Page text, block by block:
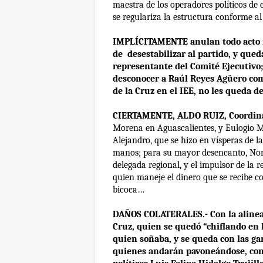
maestra de los operadores políticos
se regulariza la estructura conforme
IMPLÍCITAMENTE anulan todo
de desestabilizar al partido, y
representante del Comité
desconocer a Raúl Reyes Agüero
de la Cruz en el IEE, no les queda
CIERTAMENTE, ALDO RUIZ,
Morena en Aguascalientes, y Eulogio
Alejandro, que se hizo en vísperas de
manos; para su mayor desencanto,
delegada regional, y el impulsor de la
quien maneje el dinero que se recibe
bicoca…
DAÑOS COLATERALES.- Con la
Cruz, quien se quedó “chiflando
quien soñaba, y se queda con las
quienes andarán pavoneándose,